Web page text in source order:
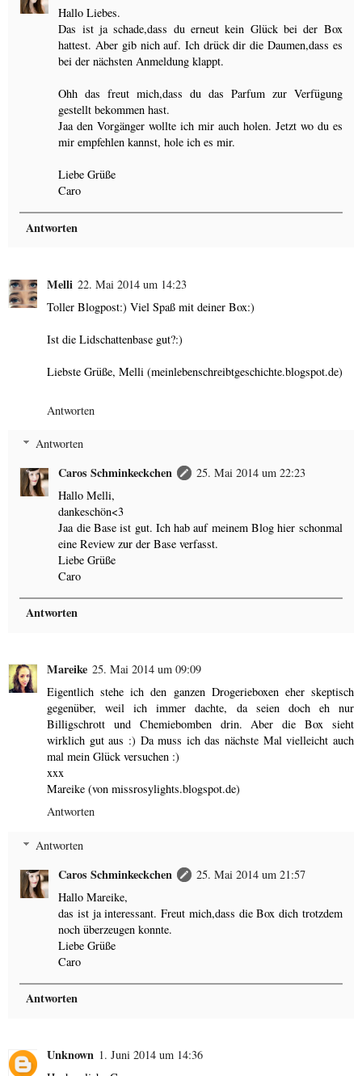
Hallo Liebes.
Das ist ja schade,dass du erneut kein Glück bei der Box
hattest. Aber gib nich auf. Ich drück dir die Daumen,dass es
bei der nächsten Anmeldung klappt.
Ohh das freut mich,dass du das Parfum zur Verfügung
gestellt bekommen hast.
Jaa den Vorgänger wollte ich mir auch holen. Jetzt wo du es
mir empfehlen kannst, hole ich es mir.
Liebe Grüße
Caro
Antworten
Melli 22. Mai 2014 um 14:23
Toller Blogpost:) Viel Spaß mit deiner Box:)
Ist die Lidschattenbase gut?:)
Liebste Grüße, Melli (meinlebenschreibtgeschichte.blogspot.de)
Antworten
Antworten
Caros Schminkeckchen
25. Mai 2014 um 22:23
Hallo Melli,
dankeschön<3
Jaa die Base ist gut. Ich hab auf meinem Blog hier schonmal
eine Review zur der Base verfasst.
Liebe Grüße
Caro
Antworten
Mareike 25. Mai 2014 um 09:09
Eigentlich stehe ich den ganzen Drogerieboxen eher skeptisch
gegenüber, weil ich immer dachte, da seien doch eh nur
Billigschrott und Chemiebomben drin. Aber die Box sieht
wirklich gut aus :) Da muss ich das nächste Mal vielleicht auch
mal mein Glück versuchen :)
xxx
Mareike (von missrosylights.blogspot.de)
Antworten
Antworten
Caros Schminkeckchen
25. Mai 2014 um 21:57
Hallo Mareike,
das ist ja interessant. Freut mich,dass die Box dich trotzdem
noch überzeugen konnte.
Liebe Grüße
Caro
Antworten
Unknown 1. Juni 2014 um 14:36